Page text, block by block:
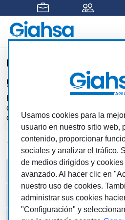
Saltar al contenido principal
Un gran proyecto
gran provincia
Este proyecto colectivo refuerza
capacidad para ofrecer servicios
de calidad
Giahsa MAS Otros Tablón de Anuncios
Documentación
Sede
Usamos cookies para la
usuario en nuestro sitio web,
contenido, proporcionar
sociales y analizar el tráfico.
de medios dirigidos y
avanzado. Al hacer clic en
nuestro uso de cookies.
administrar sus cookies
"Configuración" y